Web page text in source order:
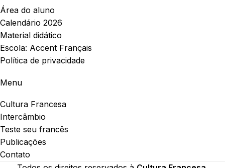
Área do aluno
Calendário 2026
Material didático
Escola: Accent Français
Política de privacidade
Menu
Cultura Francesa
Intercâmbio
Teste seu francês
Publicações
Contato